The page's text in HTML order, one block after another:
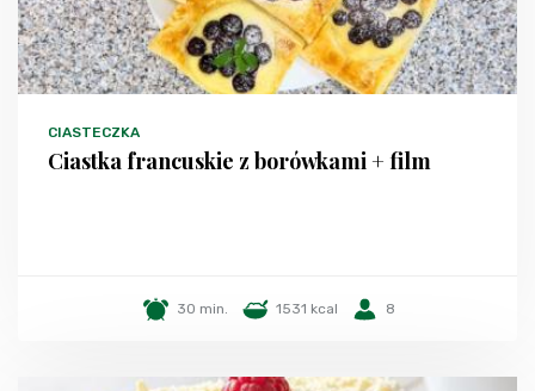
CIASTECZKA
Ciastka francuskie z borówkami + film
30 min. 1531 kcal 8